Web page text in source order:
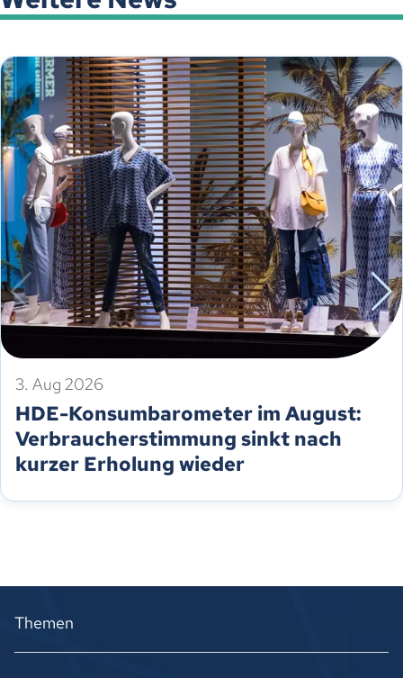
3. Aug 2026
HDE-Konsumbarometer im August:
Verbraucherstimmung sinkt nach
kurzer Erholung wieder
Themen